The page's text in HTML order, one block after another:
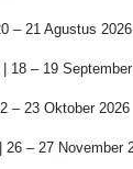
– 21 Agustus 2026
18 – 19
– 23 Oktober 2026
26 – 27 November